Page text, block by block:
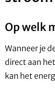
Op welk
Wanneer je
direct aan
kan het